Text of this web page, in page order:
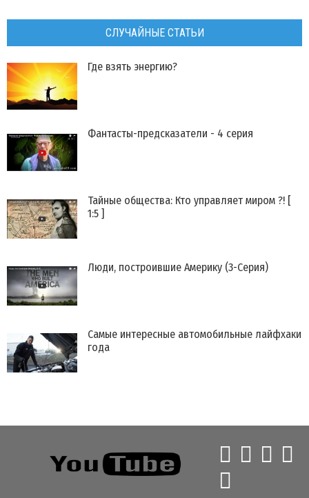
СЛУЧАЙНЫЕ СТАТЬИ
Где взять энергию?
Фантасты-предсказатели - 4 серия
Тайные общества: Кто управляет миром ?! [
1:5 ]
Люди, построившие Америку (3-Серия)
Самые интересные автомобильные лайфхаки
года